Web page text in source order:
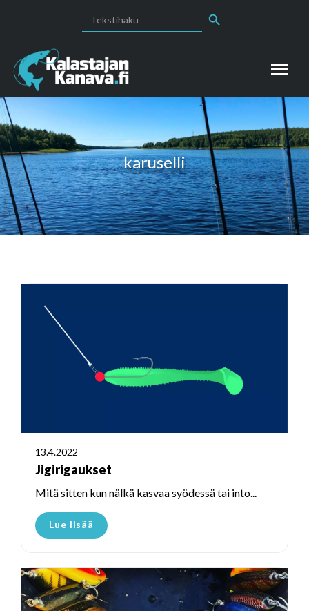
for:
karuselli
13.4.2022
Jigirigaukset
Mitä sitten kun nälkä kasvaa syödessä tai into...
Lue lisää